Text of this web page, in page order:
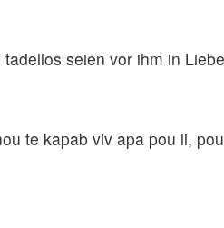
seien vor ihm in
te kapab viv apa pou li,